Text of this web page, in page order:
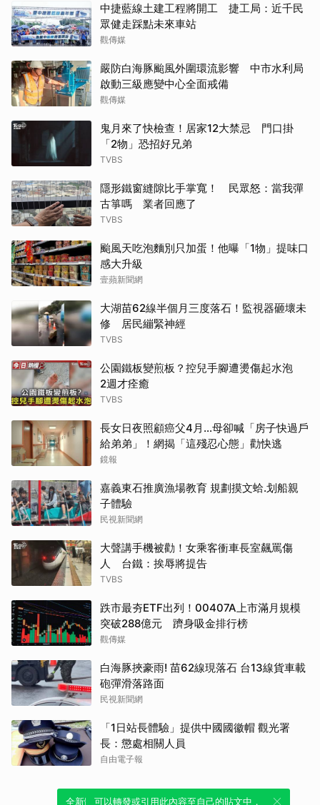
中捷藍線土建工程將開工 捷工局：近千民
眾健走踩點未來車站
觀傳媒
嚴防白海豚颱風外圍環流影響 中市水利局
啟動三級應變中心全面戒備
觀傳媒
鬼月來了快檢查！居家12大禁忌 門口掛
「2物」恐招好兄弟
TVBS
隱形鐵窗縫隙比手掌寬！ 民眾怒：當我彈
古箏嗎 業者回應了
TVBS
颱風天吃泡麵別只加蛋！他曝「1物」提味口
感大升級
壹蘋新聞網
大湖苗62線半個月三度落石！監視器砸壞未
修 居民繃緊神經
TVBS
公園鐵板變煎板？控兒手腳遭燙傷起水泡
2週才痊癒
TVBS
長女日夜照顧癌父4月…母卻喊「房子快過戶
給弟弟」！網揭「這殘忍心態」勸快逃
鏡報
嘉義東石推廣漁場教育 規劃摸文蛤.划船親
子體驗
民視新聞網
大聲講手機被勸！女乘客衝車長室飆罵傷
人 台鐵：挨辱將提告
TVBS
跌市最夯ETF出列！00407A上市滿月規模
突破288億元 躋身吸金排行榜
觀傳媒
白海豚挾豪雨! 苗62線現落石 台13線貨車載
砲彈滑落路面
民視新聞網
「1日站長體驗」提供中國國徽帽 觀光署
長：懲處相關人員
自由電子報
全新體驗！一鍵引用此內容，透過發布貼
可以轉發或引用此內容至自己的貼文中，